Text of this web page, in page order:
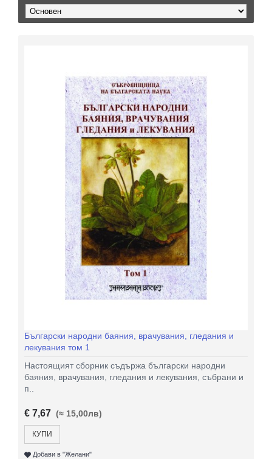
Български народни баяния, врачувания, гледания и
лекувания том 1
Настоящият сборник съдържа български народни
баяния, врачувания, гледания и лекувания, събрани и
п..
€ 7,67 (≈ 15,00лв)
КУПИ
Добави в "Желани"